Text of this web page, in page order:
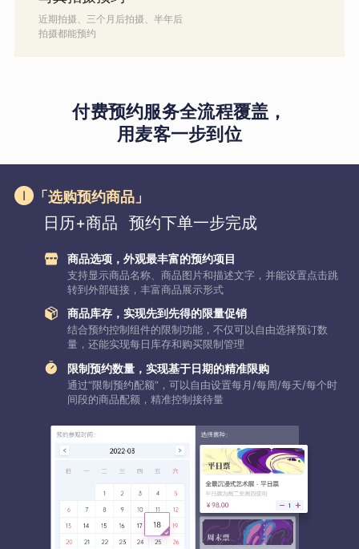
近期拍摄、三个月后拍摄、半年后
拍摄都能预约
付费预约服务全流程覆盖，
用麦客一步到位
「选购预约商品」
日历+商品 预约下单一步完成
商品选项，外观最丰富的预约项目
支持显示商品名称、商品图片和描述文字，并能设置点击跳
转到外部链接，丰富商品展示形式
商品库存，实现先到先得的限量促销
结合预约控制组件的限制功能，不仅可以自由选择预订数
量，还能实现每日库存和购买限制管理
限制预约数量，实现基于日期的精准限购
通过“限制预约配额”，可以自由设置每月/每周/每天/每个时
间段的商品配额，精准控制接待量